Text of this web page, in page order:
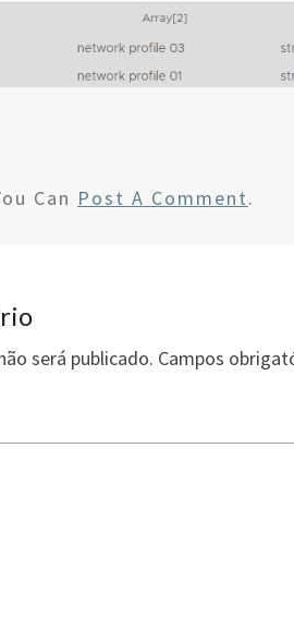
Can Post A Comment.
será publicado. Campos